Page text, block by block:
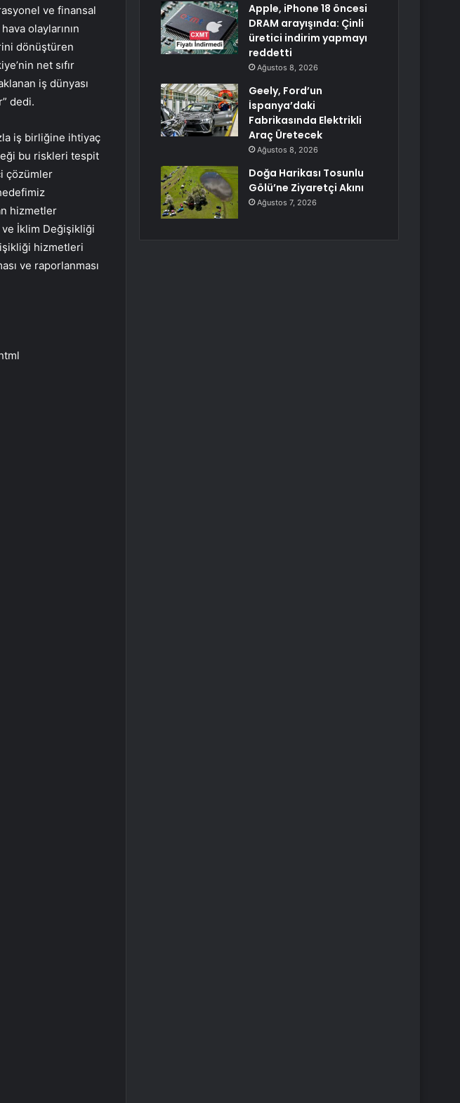
ve finansal
olaylarının
dönüştüren
net sıfır
iş dünyası
dedi.
iş birliğine ihtiyaç
bu riskleri tespit
çözümler
hizmetler
İklim Değişikliği
hizmetleri
ve raporlanması
Apple, iPhone 18 öncesi
DRAM arayışında: Çinli
üretici indirim yapmayı
reddetti
Ağustos 8, 2026
Geely, Ford’un
İspanya’daki
Fabrikasında Elektrikli
Araç Üretecek
Ağustos 8, 2026
Doğa Harikası Tosunlu
Gölü’ne Ziyaretçi Akını
Ağustos 7, 2026